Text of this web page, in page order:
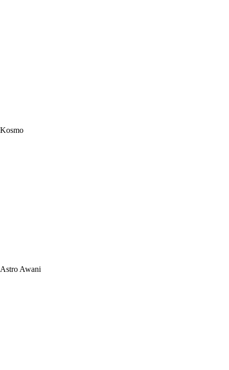
Kosmo
Astro Awani